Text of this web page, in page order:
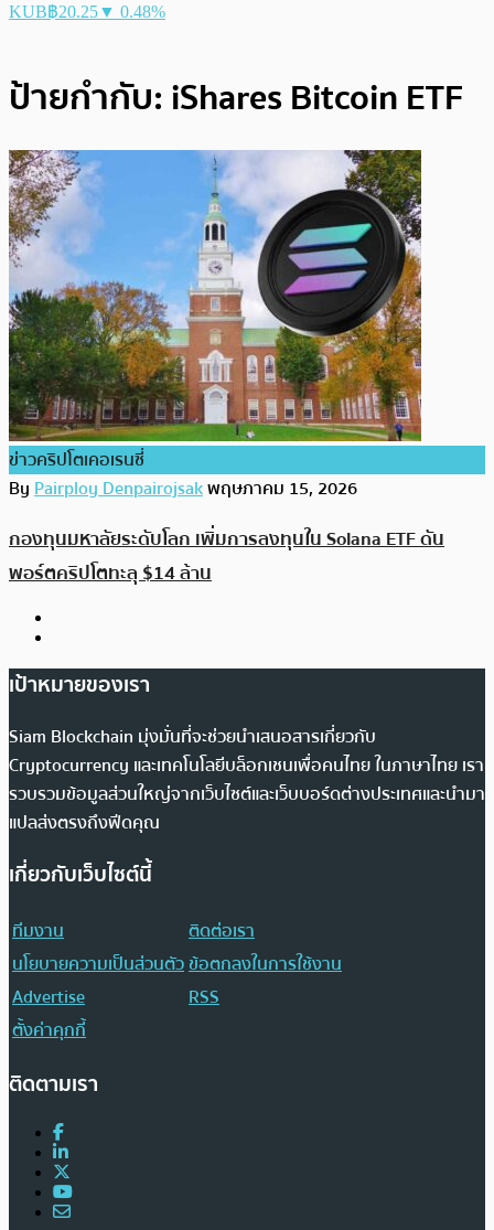
KUB฿20.25▼ 0.48%
ป้ายกำกับ: iShares Bitcoin ETF
ข่าวคริปโตเคอเรนซี่
ByPairploy Denpairojsakพฤษภาคม 15, 2026
กองทุนมหาลัยระดับโลก เพิ่มการลงทุนใน Solana ETF ดัน
พอร์ตคริปโตทะลุ $14 ล้าน
เป้าหมายของเรา
Siam Blockchain มุ่งมั่นที่จะช่วยนำเสนอสารเกี่ยวกับ
Cryptocurrency และเทคโนโลยีบล็อกเชนเพื่อคนไทย ในภาษาไทย เรา
รวบรวมข้อมูลส่วนใหญ่จากเว็บไซต์และเว็บบอร์ดต่างประเทศและนำมา
แปลส่งตรงถึงฟีดคุณ
เกี่ยวกับเว็บไซต์นี้
ทีมงาน
ติดต่อเรา
นโยบายความเป็นส่วนตัวข้อตกลงในการใช้งาน
Advertise
RSS
ตั้งค่าคุกกี้
ติดตามเรา